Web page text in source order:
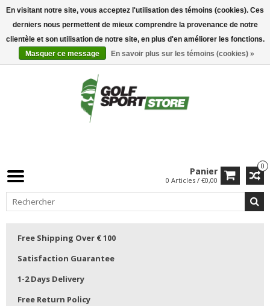
0
Panier
0 Articles / €0,00
Free Shipping Over € 100
Satisfaction Guarantee
1-2 Days Delivery
Free Return Policy
En visitant notre site, vous acceptez l'utilisation des témoins (cookies). Ces
derniers nous permettent de mieux comprendre la provenance de notre
clientèle et son utilisation de notre site, en plus d'en améliorer les fonctions.
Masquer ce message
En savoir plus sur les témoins (cookies) »